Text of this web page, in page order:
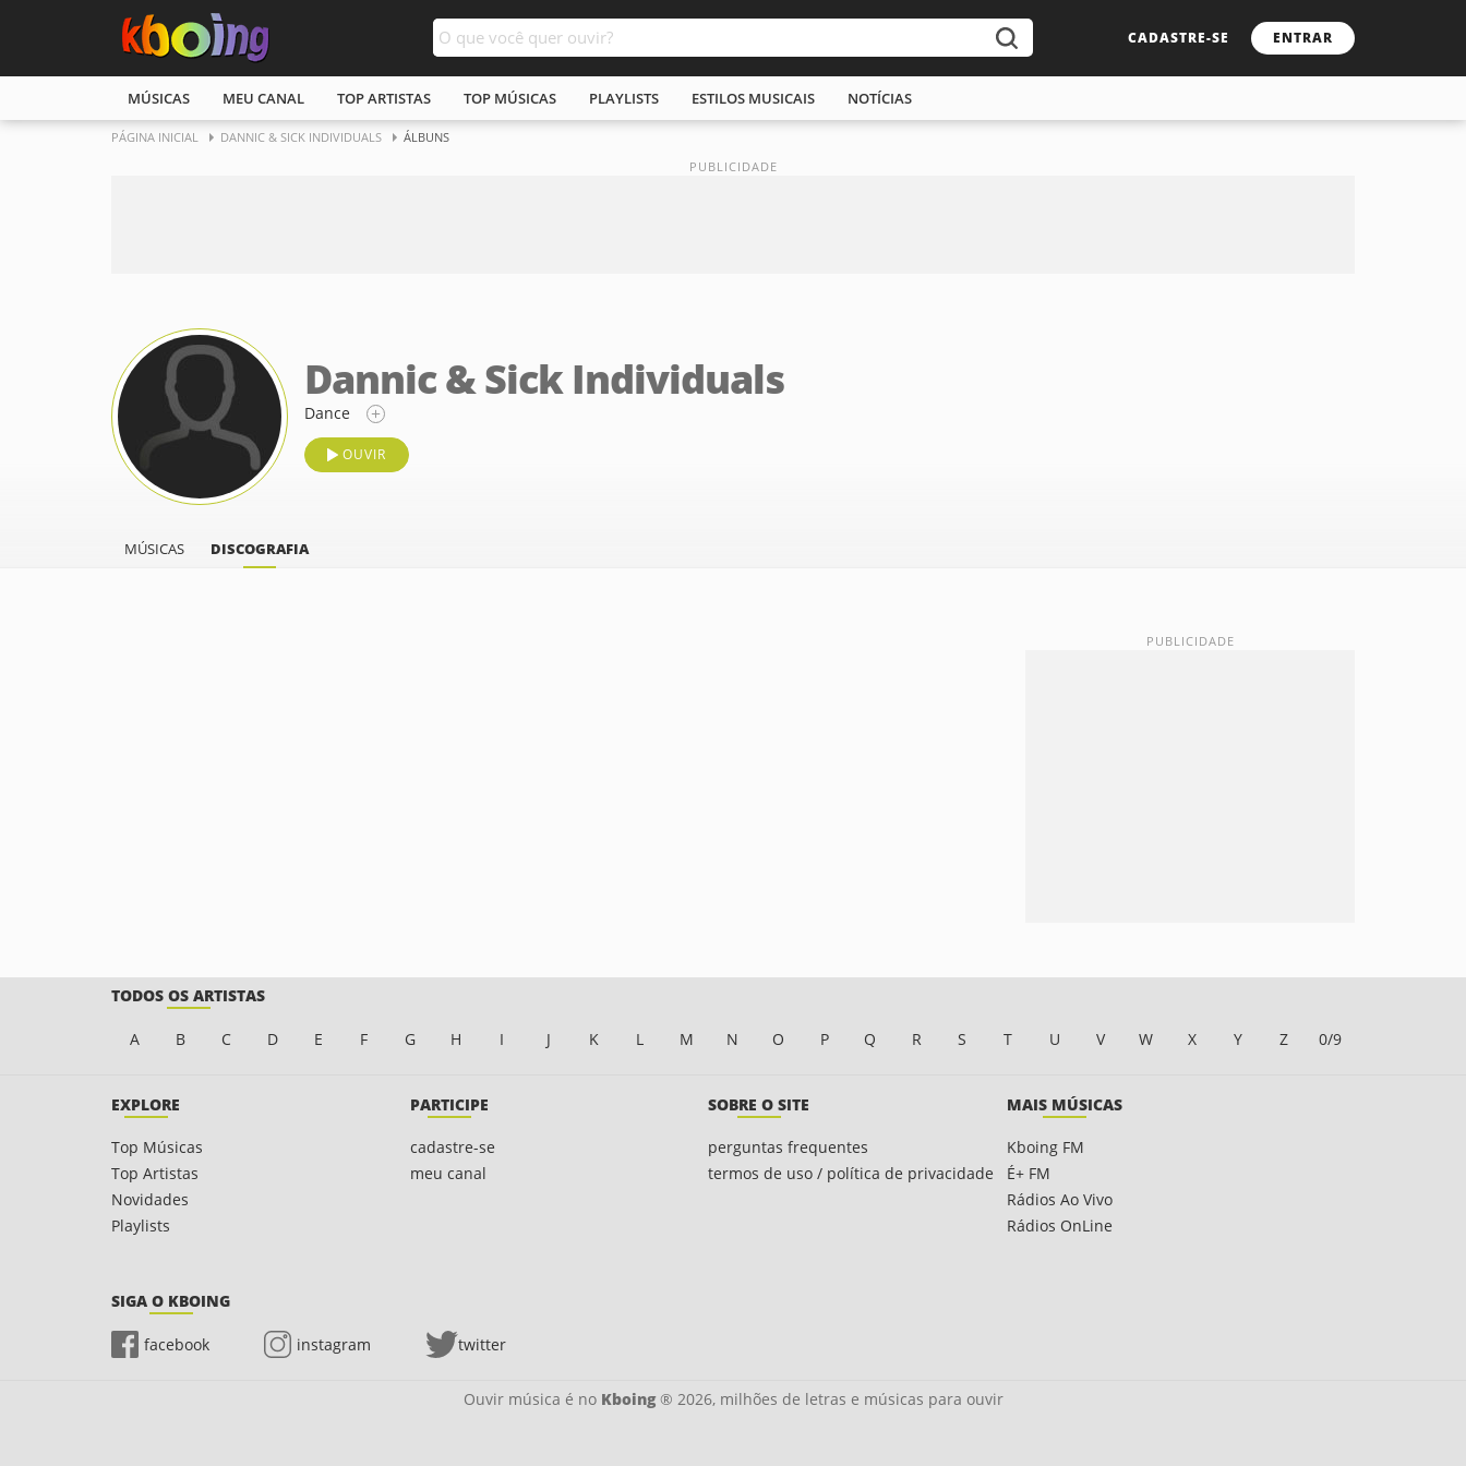
CADASTRE-SE ENTRAR
MÚSICAS MEU CANAL TOP ARTISTAS TOP MÚSICAS PLAYLISTS ESTILOS MUSICAIS NOTÍCIAS
PÁGINA INICIAL DANNIC & SICK INDIVIDUALS ÁLBUNS
Dannic & Sick Individuals
Dance
OUVIR
MÚSICAS DISCOGRAFIA
TODOS OS ARTISTAS
A B C D E F G H I J K L M N O P Q R S T U V W X Y Z 0/9
EXPLORE
Top Músicas
Top Artistas
Novidades
Playlists
PARTICIPE
cadastre-se
meu canal
SOBRE O SITE
perguntas frequentes
termos de uso / política de privacidade
MAIS MÚSICAS
Kboing FM
É+ FM
Rádios Ao Vivo
Rádios OnLine
SIGA O KBOING
facebook instagram twitter
Ouvir música é no Kboing® 2026, milhões de letras e músicas para ouvir